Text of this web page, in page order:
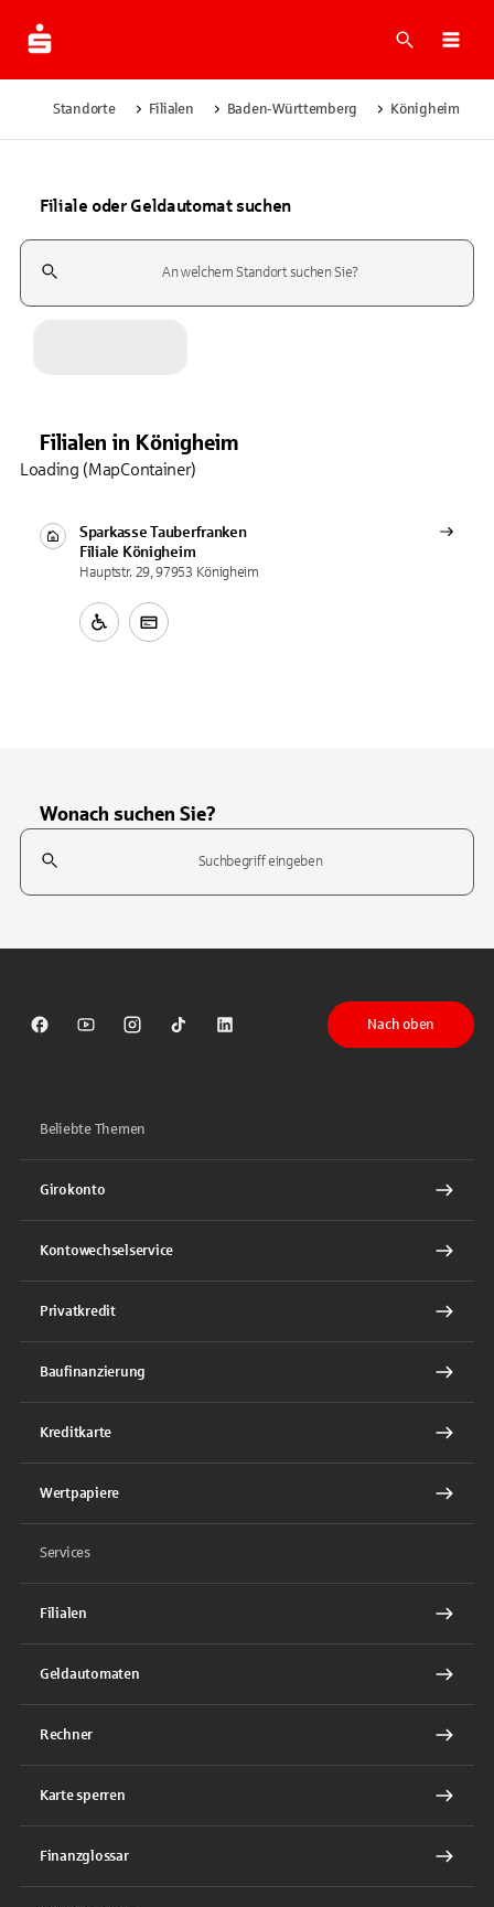
Suche
Standorte Filialen Baden-Württemberg Königheim
Filiale oder Geldautomat suchen
Suchfeld
Filialen in Königheim
Sparkasse Tauberfranken
Filiale Königheim
Hauptstr. 29, 97953 Königheim
Loading (MapContainer)
Wonach suchen Sie?
Suchfeld
Sparkasse auf Facebook
Sparkasse auf Youtube
Sparkasse auf Instagram
Sparkasse auf TikTok
Sparkasse auf LinkedIn
Nach oben
Beliebte Themen
Girokonto
Kontowechselservice
Privatkredit
Baufinanzierung
Kreditkarte
Wertpapiere
Services
Filialen
Geldautomaten
Rechner
Karte sperren
Finanzglossar